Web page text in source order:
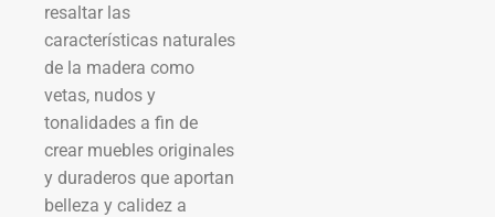
resaltar las
características naturales
de la madera como
vetas, nudos y
tonalidades a fin de
crear muebles originales
y duraderos que aportan
belleza y calidez a